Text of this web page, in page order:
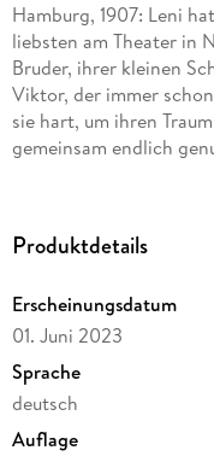
Hamburg, 1907: Leni
liebsten am Theater in
Bruder, ihrer kleinen
Viktor, der immer
sie hart, um ihren
gemeinsam endlich
Amerika erreichen.
Viktor gegenüber und
am Ende erreichen?
Ein mitreißender
und Gefahren der
Produktdetails
Erscheinungsdatum
01. Juni 2023
Sprache
deutsch
Auflage